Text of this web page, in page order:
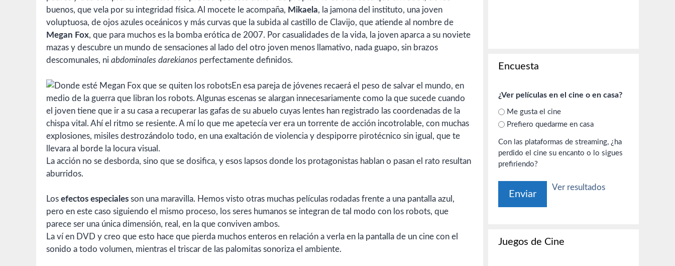
buenos, que vela por su integridad física. Al mocete le acompaña, Mikaela, la jamona del instituto, una joven
voluptuosa, de ojos azules oceánicos y más curvas que la subida al castillo de Clavijo, que atiende al nombre de
Megan Fox, que para muchos es la bomba erótica de 2007. Por casualidades de la vida, la joven aparca a su noviete
mazas y descubre un mundo de sensaciones al lado del otro joven menos llamativo, nada guapo, sin brazos
descomunales, ni abdominales darekianos perfectamente definidos.
En esa pareja de jóvenes recaerá el peso de salvar el mundo, en
medio de la guerra que libran los robots. Algunas escenas se alargan innecesariamente como la que sucede cuando
el joven tiene que ir a su casa a recuperar las gafas de su abuelo cuyas lentes han registrado las coordenadas de la
chispa vital. Ahí el ritmo se resiente. A mí lo que me apetecía ver era un torrente de acción incotrolable, con muchas
explosiones, misiles destrozándolo todo, en una exaltación de violencia y despiporre pirotécnico sin igual, que te
llevara al borde la locura visual.
La acción no se desborda, sino que se dosifica, y esos lapsos donde los protagonistas hablan o pasan el rato resultan
aburridos.
Los efectos especiales son una maravilla. Hemos visto otras muchas películas rodadas frente a una pantalla azul,
pero en este caso siguiendo el mismo proceso, los seres humanos se integran de tal modo con los robots, que
parece ser una única dimensión, real, en la que conviven ambos.
La ví en DVD y creo que esto hace que pierda muchos enteros en relación a verla en la pantalla de un cine con el
sonido a todo volumen, mientras el triscar de las palomitas sonoriza el ambiente.
Encuesta
¿Ver películas en el cine o en casa?
Me gusta el cine
Prefiero quedarme en casa
Con las plataformas de streaming, ¿ha
perdido el cine su encanto o lo sigues
prefiriendo?
Ver resultados
Juegos de Cine